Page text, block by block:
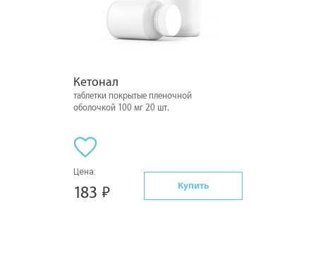
Кетонал
таблетки покрытые пленочной
оболочкой 100 мг 20 шт.
Цена:
183 Купить